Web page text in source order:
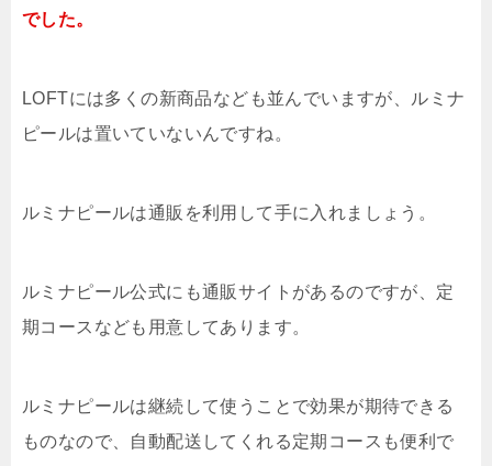
でした。
LOFTには多くの新商品なども並んでいますが、ルミナ
ピールは置いていないんですね。
ルミナピールは通販を利用して手に入れましょう。
ルミナピール公式にも通販サイトがあるのですが、定
期コースなども用意してあります。
ルミナピールは継続して使うことで効果が期待できる
ものなので、自動配送してくれる定期コースも便利で